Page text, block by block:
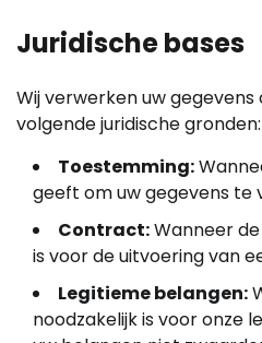
Juridische bases
Wij verwerken uw gegevens
volgende juridische gronden:
Toestemming:
geeft om uw gegevens te
Contract:Wanneer
is voor de uitvoering van
Legitieme belangen:
noodzakelijk is voor onze